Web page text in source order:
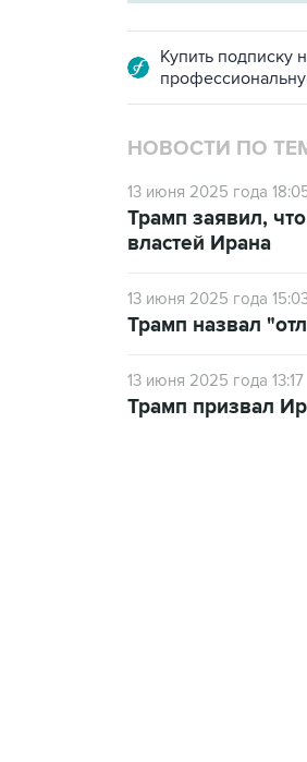
Купить подписку
НОВОСТИ ПО
13 июня 2025 года
Трамп заявил,
властей Ирана
13 июня 2025 года
Трамп назвал
13 июня 2025 года 13:17
Трамп призвал